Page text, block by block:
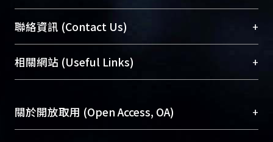
臺大位居世界頂尖大學之列，為永久珍藏及向國際
展現本校豐碩的研究成果及學術能量，圖書館整合
機構典藏（NTUR）與學術庫（AH）不同功能平
台，成為臺大學術典藏NTU scholars。期能整合研
成果。
To permanently archive and promote researcher
聯絡資訊 (Contact Us) +
總館學科館員(Main Library)
醫學圖書館學科館員(Medical Library)
Sciences Library)
相關網站 (Useful Links) +
關於開放取用 (Open Access, OA) +